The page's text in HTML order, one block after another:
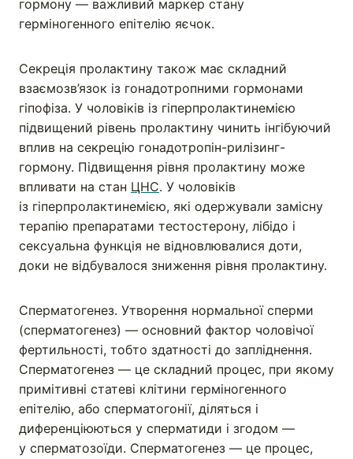
гормону — важливий маркер стану
герміногенного епітелію яєчок.
Секреція пролактину також має складний
взаємозв’язок із гонадотропними гормонами
гіпофіза. У чоловіків із гіперпролактинемією
підвищений рівень пролактину чинить інгібуючий
вплив на секрецію гонадотропін-рилізинг-
гормону. Підвищення рівня пролактину може
впливати на стан ЦНС. У чоловіків
із гіперпролактинемією, які одержували замісну
терапію препаратами тестостерону, лібідо і
сексуальна функція не відновлювалися доти,
доки не відбувалося зниження рівня пролактину.
Сперматогенез. Утворення нормальної сперми
(сперматогенез) — основний фактор чоловічої
фертильності, тобто здатності до запліднення.
Сперматогенез — це складний процес, при якому
примітивні статеві клітини герміногенного
епітелію, або сперматогонії, діляться і
диференціюються у сперматиди і згодом —
у сперматозоїди. Сперматогенез — це процес,